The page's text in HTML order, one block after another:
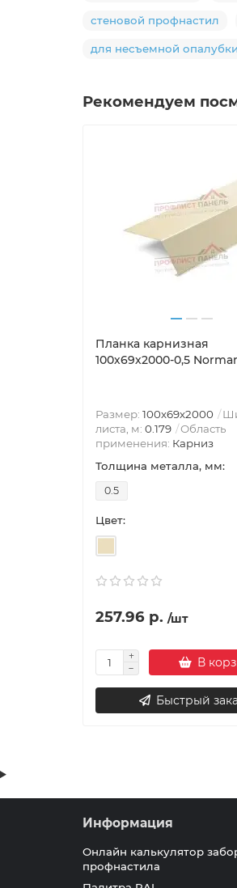
стеновой профнастил
для несъемной опалубки
Рекомендуем
Планка карнизная
100х69х2000-0,5
Размер: 100х69х2000
листа, м: 0.179
Область
применения: Карниз
Толщина металла, мм:
0.5
Цвет:
257.96 р. /шт
В
Быстрый
Информация
Онлайн калькулятор
профнастила